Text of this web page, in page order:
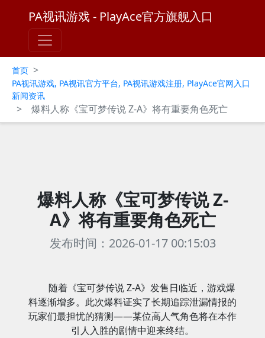
PA视讯游戏 - PlayAce官方旗舰入口
首页 >
PA视讯游戏, PA视讯官方平台, PA视讯游戏注册, PlayAce官网入口
新闻资讯
> 爆料人称《宝可梦传说 Z-A》将有重要角色死亡
爆料人称《宝可梦传说 Z-
A》将有重要角色死亡
发布时间：2026-01-17 00:15:03
随着《宝可梦传说 Z-A》发售日临近，游戏爆
料逐渐增多。此次爆料证实了长期追踪泄漏情报的
玩家们最担忧的猜测——某位高人气角色将在本作
引人入胜的剧情中迎来终结。